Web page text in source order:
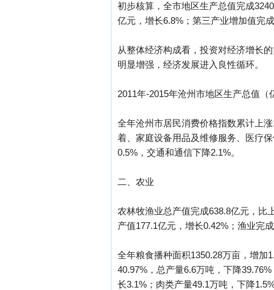
初步核算，全市地区生产总值完成
亿元，增长6.8%；第三产业增加值完
从整体经济构成看，投资对经济增长
明显增强，经济发展进入良性循环。
2011年-2015年沧州市地区生产总值（
全年沧州市居民消费价格指数累计上
着、家庭设备用品及维修服务、医疗
0.5%，交通和通信下降2.1%。
二、农业
农林牧渔业总产值完成638.8亿元，比
产值177.1亿元，增长0.42%；渔业完
全年粮食播种面积1350.28万亩，增加
40.97%，总产量6.6万吨，下降
长3.1%；肉类产量49.1万吨，下降